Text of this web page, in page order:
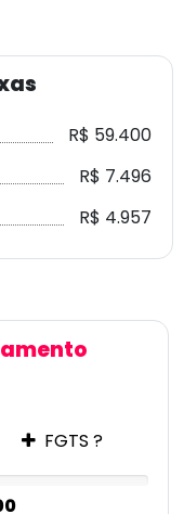
R$ 59.400
R$ 7.496
R$ 4.957
FGTS ?